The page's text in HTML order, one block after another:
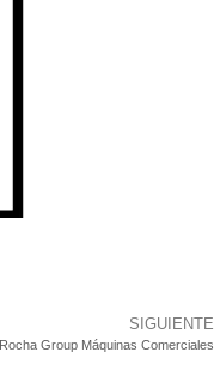
SIGUIENTE
Rocha Group Máquinas Comerciales